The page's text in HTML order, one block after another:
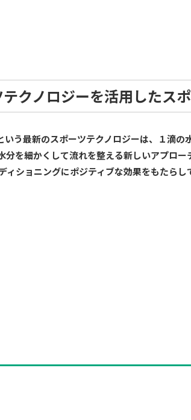
クノロジーを活用したス
最新のスポーツテクノロジーは、１滴の
分を細かくして流れを整える新しいアプロ
ショニングにポジティブな効果をもたら